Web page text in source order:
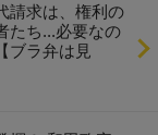
請求は、権利の
たち...必要なの
ブラ弁は見